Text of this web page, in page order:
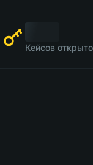
Кейсов